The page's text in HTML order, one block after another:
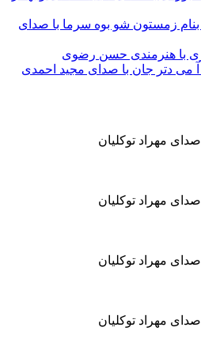
زمستون شو بوه سرما با صدای
با هنرمندی حسن رضوی
می دتر جان با صدای مجید احمدی